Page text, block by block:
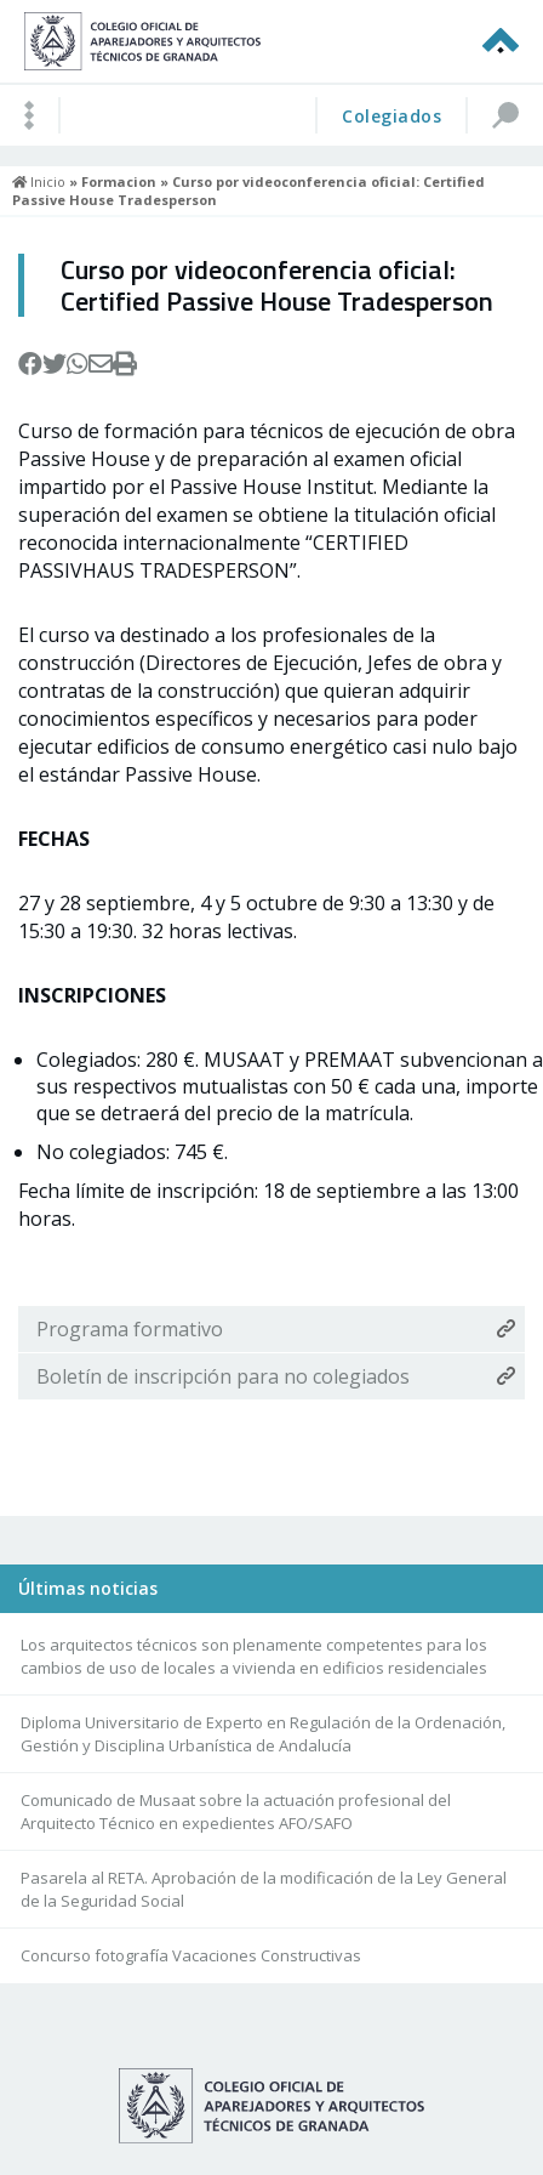
Colegiados
Inicio » Formacion » Curso por videoconferencia oficial: Certified
Passive House Tradesperson
Curso por videoconferencia oficial:
Certified Passive House Tradesperson
Curso de formación para técnicos de ejecución de obra
Passive House y de preparación al examen oficial
impartido por el Passive House Institut. Mediante la
superación del examen se obtiene la titulación oficial
reconocida internacionalmente “CERTIFIED
PASSIVHAUS TRADESPERSON”.
El curso va destinado a los profesionales de la
construcción (Directores de Ejecución, Jefes de obra y
contratas de la construcción) que quieran adquirir
conocimientos específicos y necesarios para poder
ejecutar edificios de consumo energético casi nulo bajo
el estándar Passive House.
FECHAS
27 y 28 septiembre, 4 y 5 octubre de 9:30 a 13:30 y de
15:30 a 19:30. 32 horas lectivas.
INSCRIPCIONES
Colegiados: 280 €. MUSAAT y PREMAAT subvencionan a
sus respectivos mutualistas con 50 € cada una, importe
que se detraerá del precio de la matrícula.
No colegiados: 745 €.
Fecha límite de inscripción: 18 de septiembre a las 13:00
horas.
Programa formativo
Boletín de inscripción para no colegiados
Últimas noticias
Los arquitectos técnicos son plenamente competentes para los
cambios de uso de locales a vivienda en edificios residenciales
Diploma Universitario de Experto en Regulación de la Ordenación,
Gestión y Disciplina Urbanística de Andalucía
Comunicado de Musaat sobre la actuación profesional del
Arquitecto Técnico en expedientes AFO/SAFO
Pasarela al RETA. Aprobación de la modificación de la Ley General
de la Seguridad Social
Concurso fotografía Vacaciones Constructivas